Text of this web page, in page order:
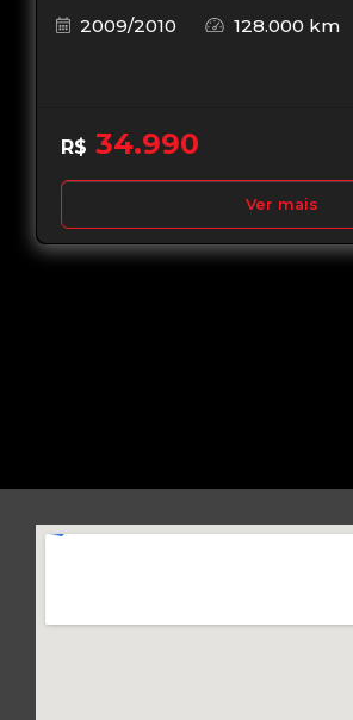
2009/2010
128.000 km
R$ 34.990
Ver mais